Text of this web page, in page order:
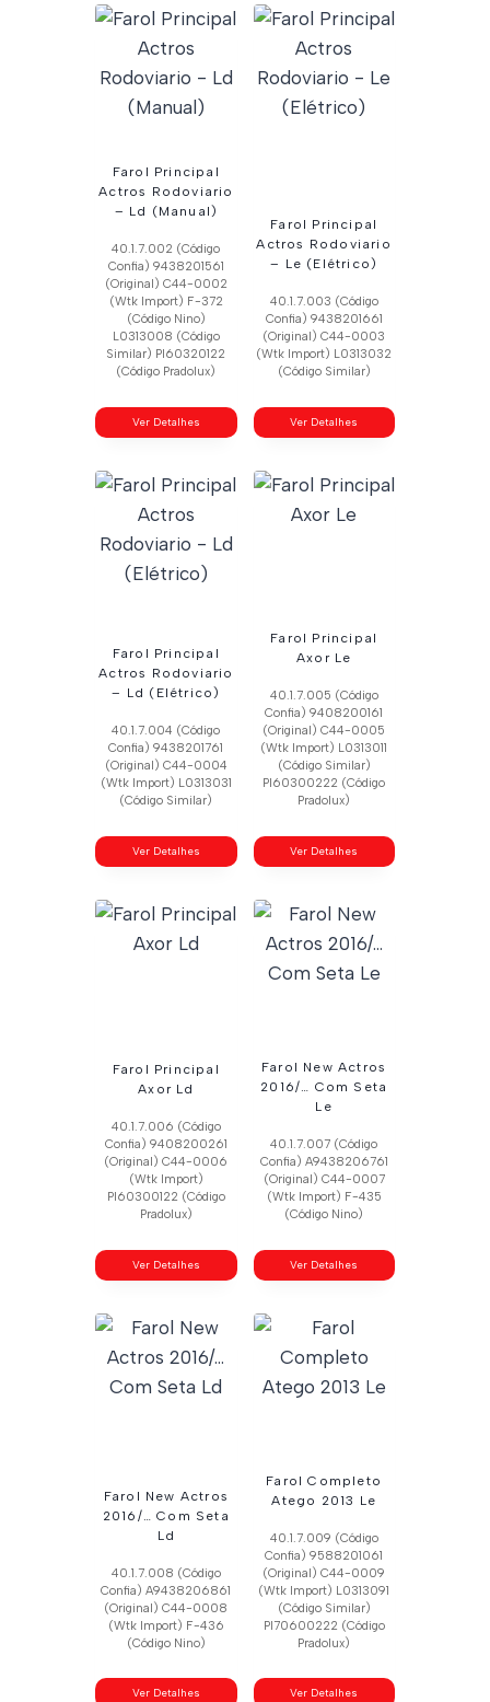
Farol Principal
Actros Rodoviario
– Ld (Manual)
40.1.7.002 (Código
Confia) 9438201561
(Original) C44-0002
(Wtk Import) F-372
(Código Nino)
L0313008 (Código
Similar) Pl60320122
(Código Pradolux)
Ver Detalhes
Farol Principal
Actros Rodoviario
– Le (Elétrico)
40.1.7.003 (Código
Confia) 9438201661
(Original) C44-0003
(Wtk Import) L0313032
(Código Similar)
Ver Detalhes
Farol Principal
Actros Rodoviario
– Ld (Elétrico)
40.1.7.004 (Código
Confia) 9438201761
(Original) C44-0004
(Wtk Import) L0313031
(Código Similar)
Ver Detalhes
Farol Principal
Axor Le
40.1.7.005 (Código
Confia) 9408200161
(Original) C44-0005
(Wtk Import) L0313011
(Código Similar)
Pl60300222 (Código
Pradolux)
Ver Detalhes
Farol Principal
Axor Ld
40.1.7.006 (Código
Confia) 9408200261
(Original) C44-0006
(Wtk Import)
Pl60300122 (Código
Pradolux)
Ver Detalhes
Farol New Actros
2016/… Com Seta
Le
40.1.7.007 (Código
Confia) A9438206761
(Original) C44-0007
(Wtk Import) F-435
(Código Nino)
Ver Detalhes
Farol New Actros
2016/… Com Seta
Ld
40.1.7.008 (Código
Confia) A9438206861
(Original) C44-0008
(Wtk Import) F-436
(Código Nino)
Ver Detalhes
Farol Completo
Atego 2013 Le
40.1.7.009 (Código
Confia) 9588201061
(Original) C44-0009
(Wtk Import) L0313091
(Código Similar)
Pl70600222 (Código
Pradolux)
Ver Detalhes